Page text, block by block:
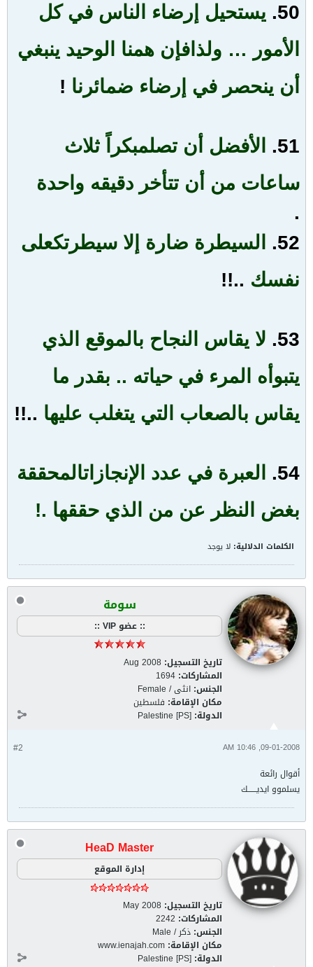
50. يستحيل إرضاء الناس في كل
الأمور … ولذا فإن همنا الوحيد ينبغي
أن ينحصر في إرضاء ضمائرنا !
51. الأفضل أن تصلمبكراً ثلاث
ساعات من أن تتأخر دقيقه واحدة
.
52.
السيطرة ضارة إلا سيطرتكعلى
نفسك ..!!
53. لا يقاس النجاح بالموقع الذي
يتبوأه المرء في حياته .. بقدر ما
يقاس بالصعاب التي يتغلب عليها ..!!
54. العبرة في عدد الإنجازاتالمحققة
بغض النظر عن من الذي حققها .!
الكلمات الدلالية: لا يوجد
سومة
:: عضو VIP ::
تاريخ التسجيل: Aug 2008
المشاركات: 1694
الجنس: انثى / Female
مكان الإقامة: فلسطين
الدولة: Palestine [PS]
#2 09-01-2008, 10:46 AM
أقوال رائعة
يسلموو ايديــــــك
HeaD Master
إدارة الموقع
تاريخ التسجيل: May 2008
المشاركات: 2242
الجنس: ذكر / Male
مكان الإقامة: www.ienajah.com
الدولة: Palestine [PS]